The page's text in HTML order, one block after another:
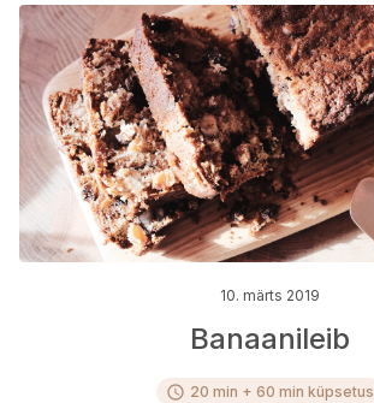
10. märts 2019
Banaanileib
schedule 20 min + 60 min küpsetus